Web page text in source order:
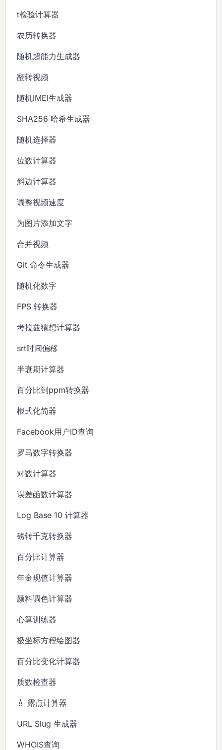
t检验计算器
农历转换器
随机超能力生成器
翻转视频
随机IMEI生成器
SHA256 哈希生成器
随机选择器
位数计算器
斜边计算器
调整视频速度
为图片添加文字
合并视频
Git 命令生成器
随机化数字
FPS 转换器
考拉兹猜想计算器
srt时间偏移
半衰期计算器
百分比到ppm转换器
根式化简器
Facebook用户ID查询
罗马数字转换器
对数计算器
误差函数计算器
Log Base 10 计算器
磅转千克转换器
百分比计算器
年金现值计算器
颜料调色计算器
心算训练器
极坐标方程绘图器
百分比变化计算器
质数检查器
💧 露点计算器
URL Slug 生成器
WHOIS查询